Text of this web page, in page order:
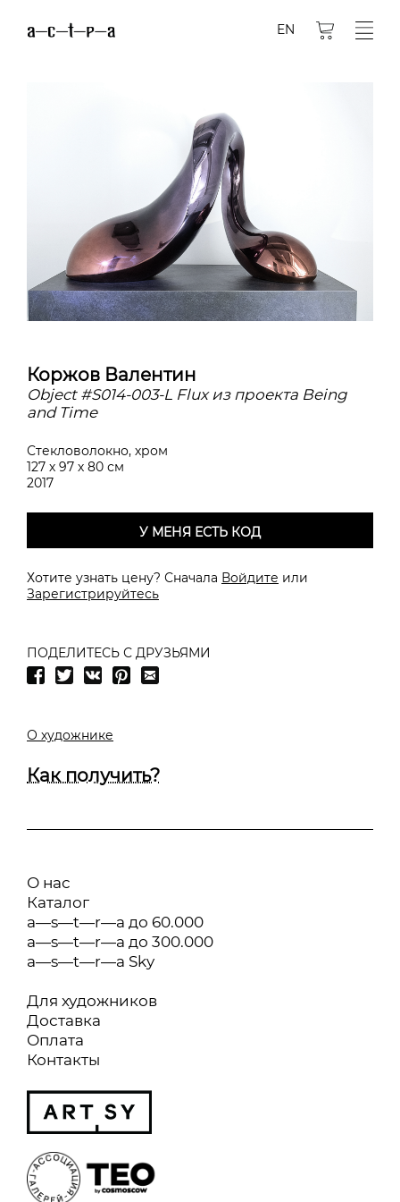
EN
Коржов Валентин
Object #S014-003-L Flux из проекта Being
and Time
Стекловолокно, хром
127 х 97 х 80 см
2017
У МЕНЯ ЕСТЬ КОД
Хотите узнать цену? Сначала Войдите или
Зарегистрируйтесь
ПОДЕЛИТЕСЬ С ДРУЗЬЯМИ
О художнике
Как получить?
О нас
Каталог
a—s—t—r—a до 60.000
a—s—t—r—a до 300.000
a—s—t—r—a Sky
Для художников
Доставка
Оплата
Контакты